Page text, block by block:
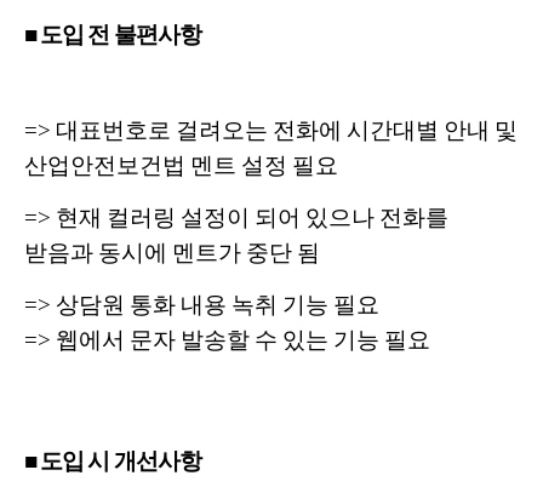
■ 도입 전 불편사항
=> 대표번호로 걸려오는 전화에 시간대별 안내 및
산업안전보건법 멘트 설정 필요
=> 현재 컬러링 설정이 되어 있으나 전화를
받음과 동시에 멘트가 중단 됨
=> 상담원 통화 내용 녹취 기능 필요
=> 웹에서 문자 발송할 수 있는 기능 필요
■ 도입 시 개선사항